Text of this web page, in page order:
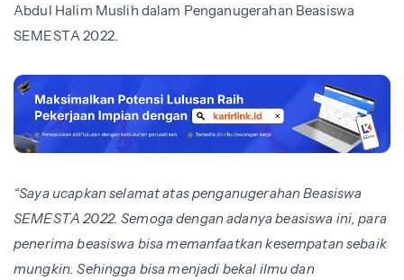
Abdul Halim Muslih dalam Penganugerahan Beasiswa
SEMESTA 2022.
“Saya ucapkan selamat atas penganugerahan Beasiswa
SEMESTA 2022. Semoga dengan adanya beasiswa ini, para
penerima beasiswa bisa memanfaatkan kesempatan sebaik
mungkin. Sehingga bisa menjadi bekal ilmu dan